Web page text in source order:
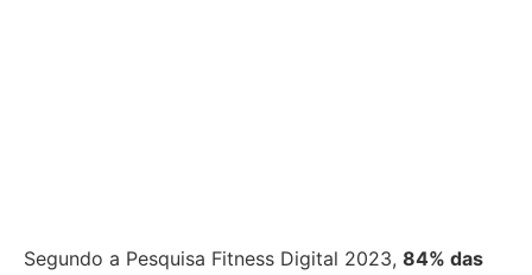
Segundo a Pesquisa Fitness Digital 2023, 84% das